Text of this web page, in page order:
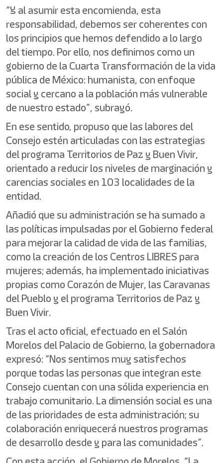
“Y al asumir esta encomienda, esta
responsabilidad, debemos ser coherentes con
los principios que hemos defendido a lo largo
del tiempo. Por ello, nos definimos como un
gobierno de la Cuarta Transformación de la vida
pública de México: humanista, con enfoque
social y cercano a la población más vulnerable
de nuestro estado”, subrayó.
En ese sentido, propuso que las labores del
Consejo estén articuladas con las estrategias
del programa Territorios de Paz y Buen Vivir,
orientado a reducir los niveles de marginación y
carencias sociales en 103 localidades de la
entidad.
Añadió que su administración se ha sumado a
las políticas impulsadas por el Gobierno federal
para mejorar la calidad de vida de las familias,
como la creación de los Centros LIBRES para
mujeres; además, ha implementado iniciativas
propias como Corazón de Mujer, las Caravanas
del Pueblo y el programa Territorios de Paz y
Buen Vivir.
Tras el acto oficial, efectuado en el Salón
Morelos del Palacio de Gobierno, la gobernadora
expresó: “Nos sentimos muy satisfechos
porque todas las personas que integran este
Consejo cuentan con una sólida experiencia en
trabajo comunitario. La dimensión social es una
de las prioridades de esta administración; su
colaboración enriquecerá nuestros programas
de desarrollo desde y para las comunidades”.